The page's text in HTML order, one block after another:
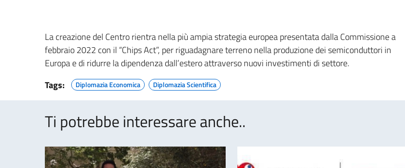
La creazione del Centro rientra nella più ampia strategia europea presentata dalla Commissione a
febbraio 2022 con il “Chips Act”, per riguadagnare terreno nella produzione dei semiconduttori in
Europa e di ridurre la dipendenza dall’estero attraverso nuovi investimenti di settore.
Tags:
Diplomazia Economica Diplomazia Scientifica
Ti potrebbe interessare anche..